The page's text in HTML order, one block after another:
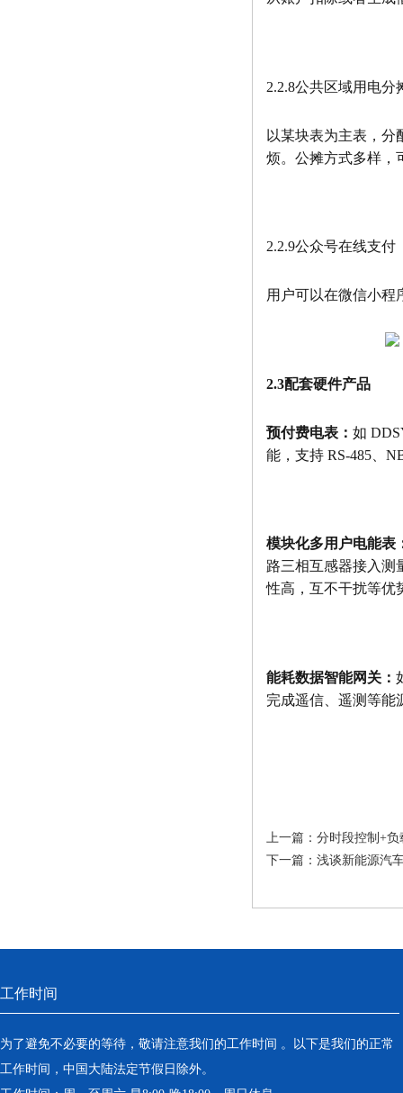
2.2.8公共区域用电分
以某块表为主表，
烦。公摊方式多样，
2.2.9公众号在线支付
用户可以在微信小程
2.3配套硬件产品
预付费电表： 如
能，支持 RS-485、
模块化多用户电能表
路三相互感器接入测
性高，互不干扰等优
能耗数据智能网关：
完成遥信、遥测等能
上一篇： 分时段控制+
下一篇： 浅谈新能源汽
工作时间
为了避免不必要的等待，敬请注意我们的工作时间 。以下是我们的正常
工作时间，中国大陆法定节假日除外。